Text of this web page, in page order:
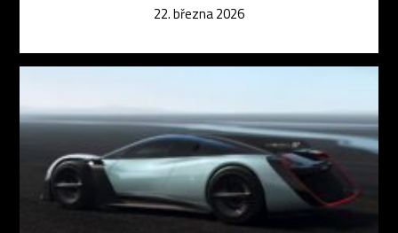
22. března 2026